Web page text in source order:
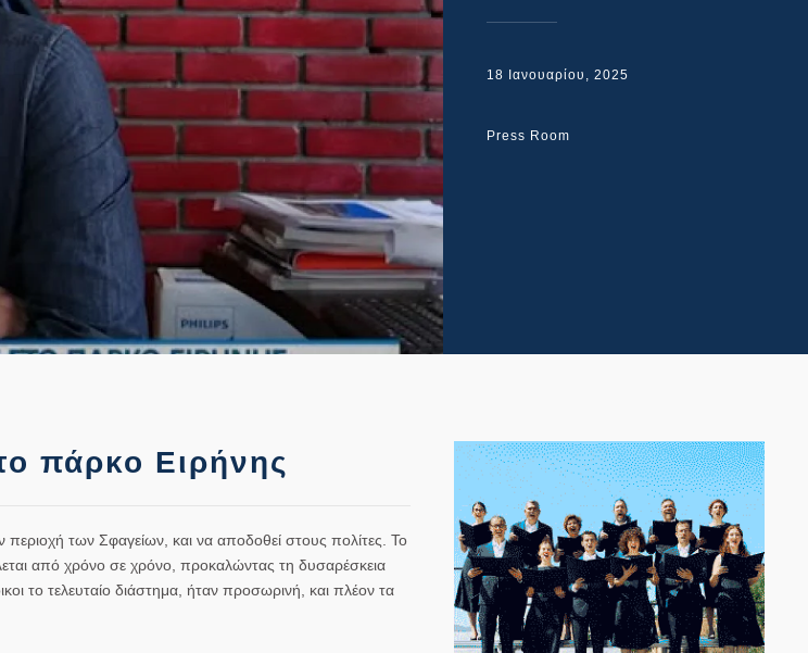
18 Ιανουαρίου, 2025
Press Room
πάρκο Ειρήνης
των Σφαγείων, και να αποδοθεί στους πολίτες. Το
από χρόνο σε χρόνο, προκαλώντας τη δυσαρέσκεια
το τελευταίο διάστημα, ήταν προσωρινή, και πλέον τα